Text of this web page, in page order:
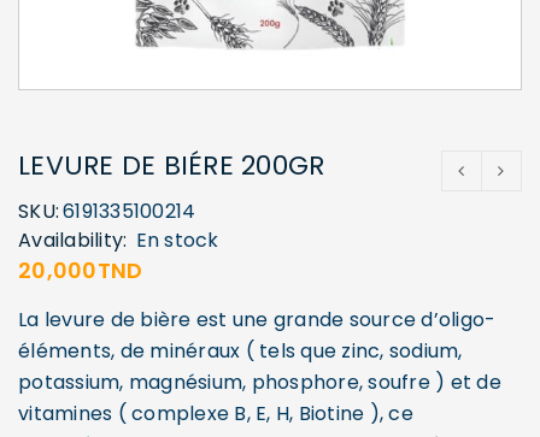
LEVURE DE BIÉRE 200GR
SKU:6191335100214
Availability: En stock
20,000TND
La levure de bière est une grande source d’oligo-
éléments, de minéraux ( tels que zinc, sodium,
potassium, magnésium, phosphore, soufre ) et de
vitamines ( complexe B, E, H, Biotine ), ce